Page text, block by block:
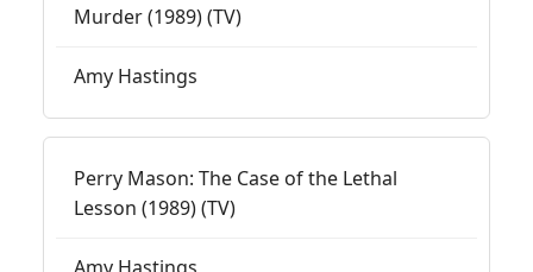
Murder (1989) (TV)
Amy Hastings
Perry Mason: The Case of the Lethal
Lesson (1989) (TV)